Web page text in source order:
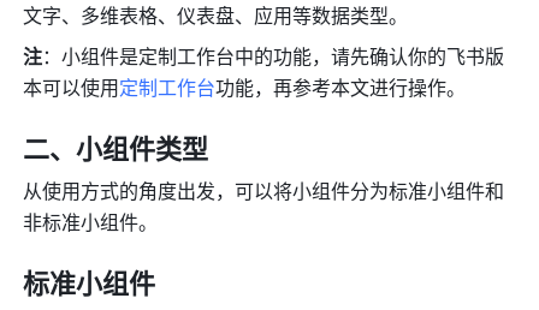
文字、多维表格、仪表盘、应用等数据类型。
注：小组件是定制工作台中的功能，请先确认你的飞书版
本可以使用定制工作台功能，再参考本文进行操作。
二、小组件类型
从使用方式的角度出发，可以将小组件分为标准小组件和
非标准小组件。
标准小组件